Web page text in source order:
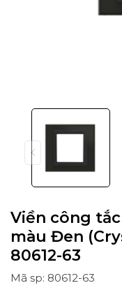
Viền công
màu Đen
80612-63
Mã sp: 80612-63